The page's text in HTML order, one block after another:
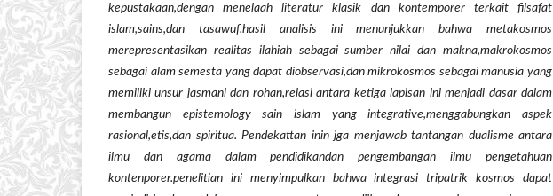
kepustakaan,dengan menelaah literatur klasik dan kontemporer terkait filsafat
islam,sains,dan tasawuf.hasil analisis ini menunjukkan bahwa metakosmos
merepresentasikan realitas ilahiah sebagai sumber nilai dan makna,makrokosmos
sebagai alam semesta yang dapat diobservasi,dan mikrokosmos sebagai manusia yang
memiliki unsur jasmani dan rohan,relasi antara ketiga lapisan ini menjadi dasar dalam
membangun epistemology sain islam yang integrative,menggabungkan aspek
rasional,etis,dan spiritua. Pendekattan inin jga menjawab tantangan dualisme antara
ilmu dan agama dalam pendidikandan pengembangan ilmu pengetahuan
kontenporer.penelitian ini menyimpulkan bahwa integrasi tripatrik kosmos dapat